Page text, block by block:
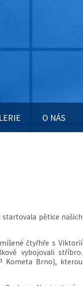
O NÁS
pětice našich
čtyřhře s Viktorií
vybojovali stříbro.
Kometa Brno), kterou